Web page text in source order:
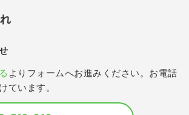
よりフォームへお進みください。お電話
ています。